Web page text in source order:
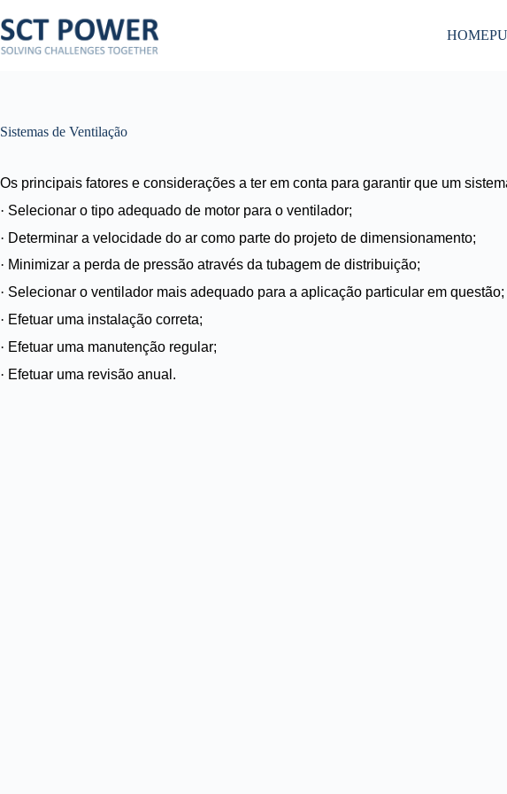
para
o
conteúdo
HOME
Sistemas de Ventilação
Os principais fatores e considerações a ter em conta para garantir que um
· Selecionar o tipo adequado de motor para o ventilador;
· Determinar a velocidade do ar como parte do projeto de dimensionamento;
· Minimizar a perda de pressão através da tubagem de distribuição;
· Selecionar o ventilador mais adequado para a aplicação particular em questão;
· Efetuar uma instalação correta;
· Efetuar uma manutenção regular;
· Efetuar uma revisão anual.